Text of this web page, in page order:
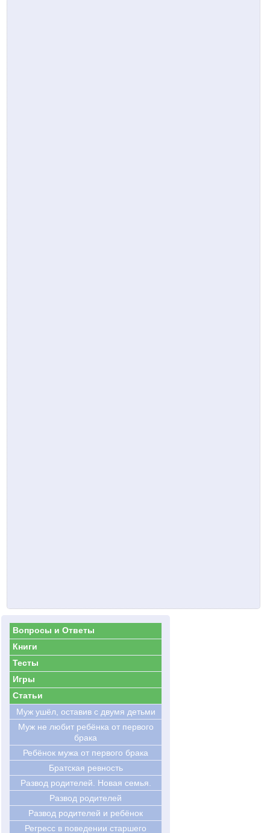
Вопросы и Ответы
Книги
Тесты
Игры
Статьи
Муж ушёл, оставив с двумя детьми
Муж не любит ребёнка от первого
брака
Ребёнок мужа от первого брака
Братская ревность
Развод родителей. Новая семья.
Развод родителей
Развод родителей и ребёнок
Регресс в поведении старшего